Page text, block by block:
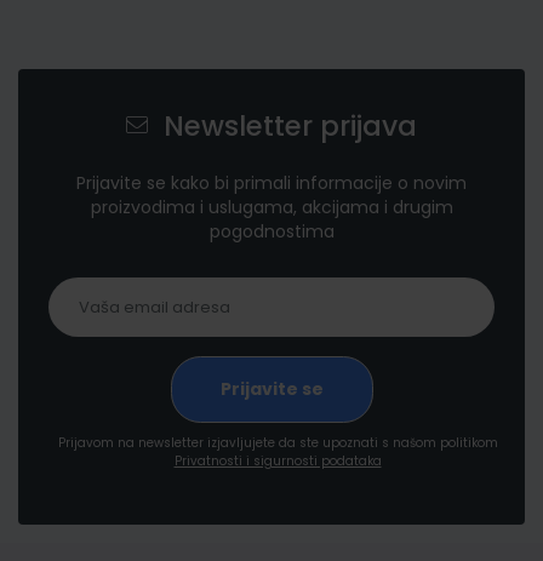
Newsletter prijava
Prijavite se kako bi primali informacije o novim
proizvodima i uslugama, akcijama i drugim
pogodnostima
Prijavom na newsletter izjavljujete da ste upoznati s našom politikom
Privatnosti i sigurnosti podataka